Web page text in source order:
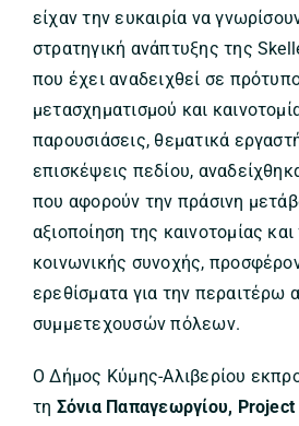
είχαν την ευκαιρία να
στρατηγική ανάπτυξης της
που έχει αναδειχθεί σε
μετασχηματισμού και
παρουσιάσεις, θεματικά
επισκέψεις πεδίου,
που αφορούν την πράσινη
αξιοποίηση της καινοτομίας
κοινωνικής συνοχής,
ερεθίσματα για την περαιτέρω
συμμετεχουσών πόλεων.
Ο Δήμος Κύμης-Αλιβερίου
τη Σόνια Παπαγεωργίου,